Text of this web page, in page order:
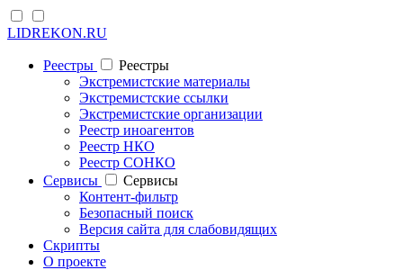
LIDREKON.RU
Реестры
Реестры
Экстремистские материалы
Экстремистские ссылки
Экстремистские организации
Реестр иноагентов
Реестр НКО
Реестр СОНКО
Cервисы
Cервисы
Контент-фильтр
Безопасный поиск
Версия сайта для слабовидящих
Скрипты
О проекте